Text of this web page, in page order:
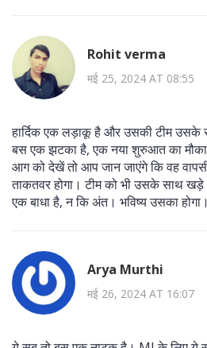
Rohit verma
मई 25, 2024 AT 08:55
हार्दिक एक लड़ाकू है और उसकी टीम उसके
बस एक झटका है, एक नया शुरुआत का
आग को देखें तो आप जान जाएंगे कि वह
ताकतवर होगा। टीम को भी उसके साथ खड़े
एक बाधा है, न कि अंत। भविष्य उसका होगा।
Arya Murthi
मई 26, 2024 AT 16:07